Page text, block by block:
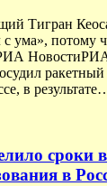
Тигран
ума», потому
в
сроки
в